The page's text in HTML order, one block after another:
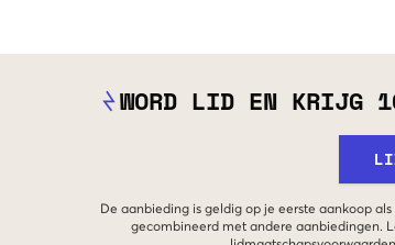
WORD LID EN KRIJG
De aanbieding is geldig op je eerste aankoop
gecombineerd met andere aanbiedingen.